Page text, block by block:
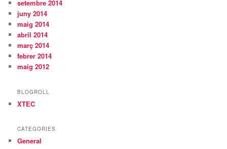
setembre 2014
juny 2014
maig 2014
abril 2014
març 2014
febrer 2014
maig 2012
BLOGROLL
XTEC
CATEGORIES
General